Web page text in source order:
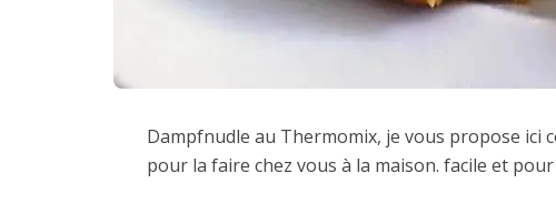
Dampfnudle au Thermomix, je vous propose ici
pour la faire chez vous à la maison. facile et